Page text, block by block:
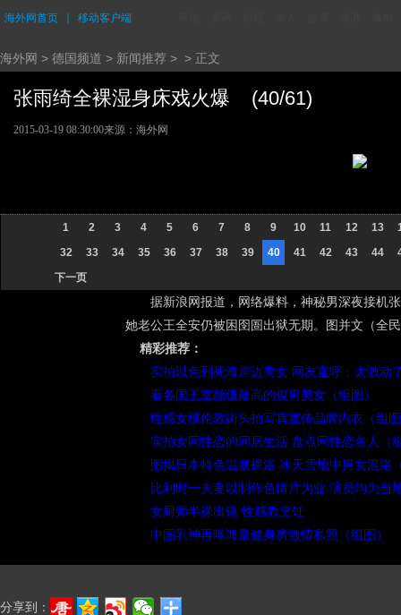
海外网首页 移动客户端
海外网 > 德国频道 > 新闻推荐 > > 正文
张雨绮全裸湿身床戏火爆 (40/61)
2015-03-19 08:30:00来源：海外网
1 2 3 4 5 6 7 8 9 10 11 12 13
32
33 34 35 36 37 38 39 40 41 42 43 44
下一页
据新浪网报道，网络爆料，神秘男深夜接机
她老公王全安仍被困囹圄出狱无期。图并文（全
精彩推荐：
实拍以色列死海岸边美女 网友直呼：太激动
看各国王室颜值最高的俊男美女（组图）
性感女模伦敦街头拍写真宣传品牌内衣（组
实拍女同性恋的同居生活 盘点同性恋名人（
图揭日本特色温泉裸浴 冰天雪地中男女混浴
比利时一夫妻以制作色情片为业 演员均为
女厨师半裸出镜 性感教烹饪
中国乳神再曝海量健身房激情私照（组图）
分享到：